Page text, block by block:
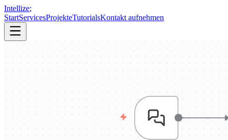
Intellize;
StartServicesProjekteTutorialsKontakt aufnehmen